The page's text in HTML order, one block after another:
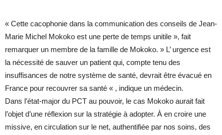
« Cette cacophonie dans la communication des conseils de Jean-
Marie Michel Mokoko est une perte de temps unitile », fait
remarquer un membre de la famille de Mokoko. » L’ urgence est
la nécessité de sauver un patient qui, compte tenu des
insuffisances de notre système de santé, devrait être évacué en
France pour recouvrer sa santé « , indique un médecin.
Dans l’état-major du PCT au pouvoir, le cas Mokoko aurait fait
l’objet d’une réflexion sur la stratégie à adopter. À en croire une
missive, en circulation sur le net, authentifiée par nos soins, des